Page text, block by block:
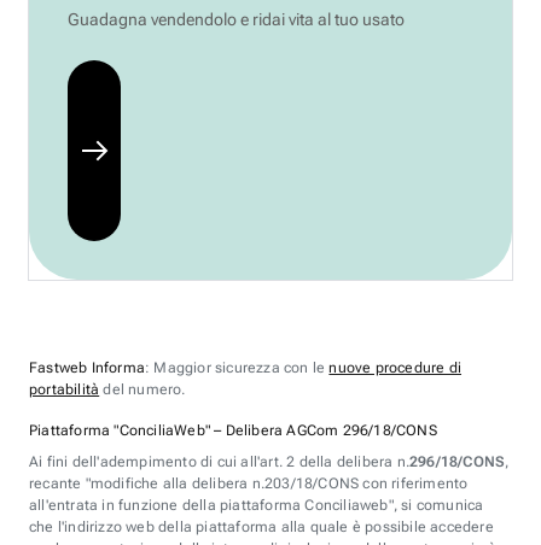
Guadagna vendendolo e ridai vita al tuo usato
Fastweb Informa: Maggior sicurezza con lenuove procedure di
portabilità del numero.
Piattaforma "ConciliaWeb" – Delibera AGCom 296/18/CONS
Ai fini dell'adempimento di cui all'art. 2 della delibera n.296/18/CONS,
recante "modifiche alla delibera n.203/18/CONS con riferimento
all'entrata in funzione della piattaforma Conciliaweb", si comunica
che l'indirizzo web della piattaforma alla quale è possibile accedere